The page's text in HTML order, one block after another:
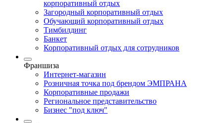
корпоративный отдых
Загородный корпоративный отдых
Обучающий корпоративный отдых
Тимбилдинг
Банкет
Корпоративный отдых для сотрудников
Франшиза
Интернет-магазин
Розничная точка под брендом ЭМПРАНА
Корпоративные продажи
Региональное представительство
Бизнес "под ключ"